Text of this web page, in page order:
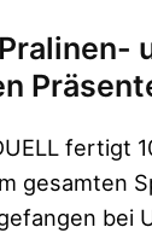
fertigt
gesamten
bei